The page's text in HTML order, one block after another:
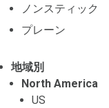
ノンスティック
プレーン
地域別
North America
US